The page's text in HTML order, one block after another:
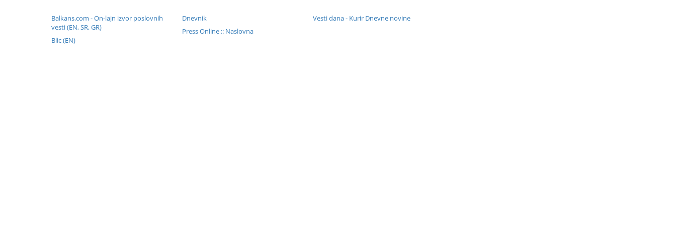
Balkans.com - On-lajn izvor poslovnih
vesti (EN, SR, GR)
Blic (EN)
Dnevnik
Press Online :: Naslovna
Vesti dana - Kurir Dnevne novine